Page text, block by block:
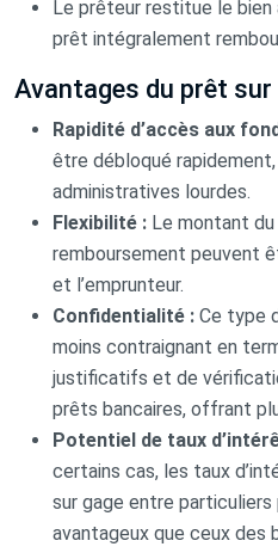
Le prêteur restitue le bien
prêt intégralement
Avantages du prêt sur
Rapidité d’accès aux
être débloqué
administratives lourdes.
Flexibilité : Le montant
remboursement peuvent
et l’emprunteur.
Confidentialité : Ce type
moins contraignant en
justificatifs et de
prêts bancaires, offrant
Potentiel de taux
certains cas, les taux
sur gage entre
avantageux que ceux des